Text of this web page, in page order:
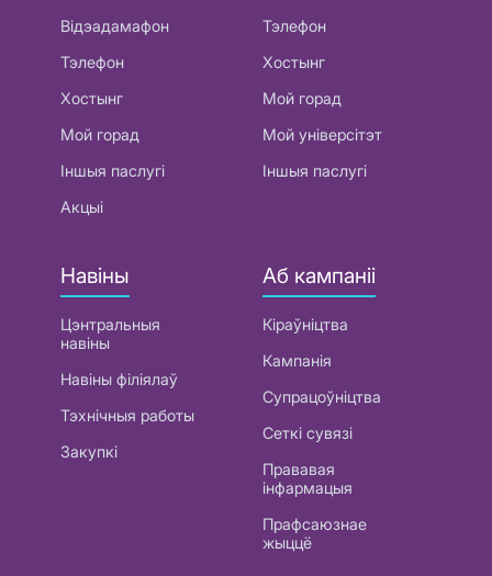
Відэадамафон
Тэлефон
Хостынг
Мой горад
Іншыя паслугі
Акцыі
Тэлефон
Хостынг
Мой горад
Мой універсітэт
Іншыя паслугі
Навіны
Цэнтральныя
навіны
Навіны філіялаў
Тэхнічныя работы
Закупкі
Аб кампаніі
Кіраўніцтва
Кампанія
Супрацоўніцтва
Сеткі сувязі
Прававая
інфармацыя
Прафсаюзнае
жыццё